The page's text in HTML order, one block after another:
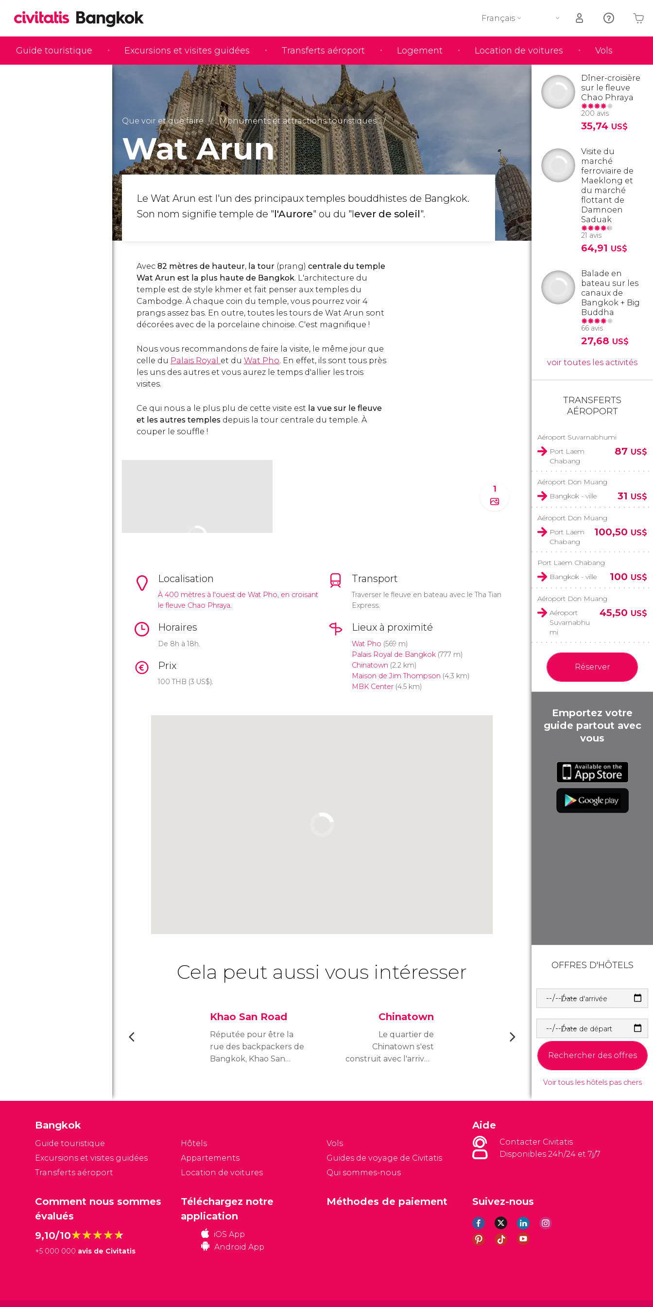
Guide touristique Excursions et visites guidées Transferts aéroport Logement Location de voitures Vols
Français
Votre panier est vide
Que voir et que faire Monuments et attractions touristiques
Wat Arun
Le Wat Arun est l'un des principaux temples bouddhistes de Bangkok.
Son nom signifie temple de "l'Aurore" ou du "lever de soleil".
Avec 82 mètres de hauteur, la tour (prang) centrale du temple
Wat Arun est la plus haute de Bangkok. L'architecture du
temple est de style khmer et fait penser aux temples du
Cambodge. À chaque coin du temple, vous pourrez voir 4
prangs assez bas. En outre, toutes les tours de Wat Arun sont
décorées avec de la porcelaine chinoise. C'est magnifique !
Nous vous recommandons de faire la visite, le même jour que
celle du Palais Royal et du Wat Pho. En effet, ils sont tous près
les uns des autres et vous aurez le temps d'allier les trois
visites.
Ce qui nous a le plus plu de cette visite est la vue sur le fleuve
et les autres temples depuis la tour centrale du temple. À
couper le souffle !
1
Localisation
À 400 mètres à l'ouest de Wat Pho, en croisant
le fleuve Chao Phraya.
Horaires
De 8h à 18h.
Prix
100THB (3 US$).
Transport
Traverser le fleuve en bateau avec le Tha Tian
Express.
Lieux à proximité
Wat Pho (569 m)
Palais Royal de Bangkok(777 m)
Chinatown (2.2 km)
Maison de Jim Thompson (4.3 km)
MBK Center(4.5 km)
Cela peut aussi vous intéresser
Khao San Road
Réputée pour être la
rue des backpackers de
Bangkok, Khao San
Chinatown
Le quartier de
Chinatown s'est
construit avec l'arrivée
Dîner-croisière
sur le fleuve
Chao Phraya
200 avis
35,74 US$
Visite du
marché
ferroviaire de
Maeklong et
du marché
flottant de
Damnoen
Saduak
21 avis
64,91 US$
Balade en
bateau sur les
canaux de
Bangkok + Big
Buddha
66 avis
27,68 US$
voir toutes les activités
TRANSFERTS
AÉROPORT
Aéroport Suvarnabhumi
Port Laem
Chabang
87 US$
Aéroport Don Muang
Bangkok - ville
31 US$
Aéroport Don Muang
Port Laem
Chabang
100,50 US$
Port Laem Chabang
Bangkok - ville
100 US$
Aéroport Don Muang
Aéroport
Suvarnabhu
mi
45,50 US$
Réserver
Emportez votre
guide partout avec
vous
OFFRES D'HÔTELS
Date d'arrivée
Date de départ
Rechercher des offres
Voir tous les hôtels pas chers
Bangkok
Guide touristique
Excursions et visites guidées
Transferts aéroport
Hôtels
Appartements
Location de voitures
Vols
Guides de voyage de Civitatis
Qui sommes-nous
Aide
Contacter Civitatis
Disponibles 24h/24 et 7j/7
Comment nous sommes
évalués
9,10/10★★★★★
★★★★★
+5 000 000 avis de Civitatis
Suivez-nous
Téléchargez notre
application
iOS App
Android App
Méthodes de paiement